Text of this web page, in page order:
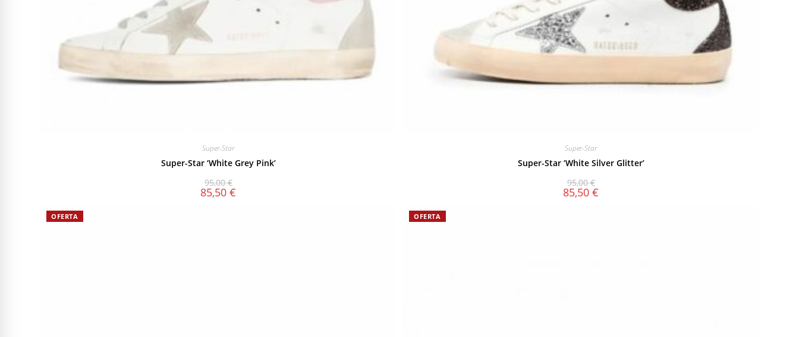
Super-Star
Super-Star ‘White Grey Pink’
95,00€
85,50 €
Super-Star
Super-Star ‘White Silver Glitter’
95,00€
85,50 €
OFERTA OFERTA